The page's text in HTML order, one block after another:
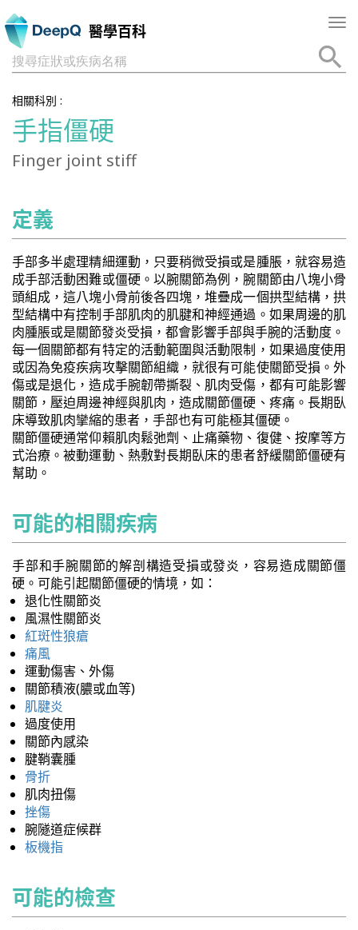
醫學百科
搜尋症狀或疾病名稱
相關科別 :
手指僵硬
Finger joint stiff
定義
手部多半處理精細運動，只要稍微受損或是腫脹，就容易造
成手部活動困難或僵硬。以腕關節為例，腕關節由八塊小骨
頭組成，這八塊小骨前後各四塊，堆疊成一個拱型結構，拱
型結構中有控制手部肌肉的肌腱和神經通過。如果周邊的肌
肉腫脹或是關節發炎受損，都會影響手部與手腕的活動度。
每一個關節都有特定的活動範圍與活動限制，如果過度使用
或因為免疫疾病攻擊關節組織，就很有可能使關節受損。外
傷或是退化，造成手腕韌帶撕裂、肌肉受傷，都有可能影響
關節，壓迫周邊神經與肌肉，造成關節僵硬、疼痛。長期臥
床導致肌肉攣縮的患者，手部也有可能極其僵硬。
關節僵硬通常仰賴肌肉鬆弛劑、止痛藥物、復健、按摩等方
式治療。被動運動、熱敷對長期臥床的患者舒緩關節僵硬有
幫助。
可能的相關疾病
手部和手腕關節的解剖構造受損或發炎，容易造成關節僵
硬。可能引起關節僵硬的情境，如：
退化性關節炎
風濕性關節炎
紅斑性狼瘡
痛風
運動傷害、外傷
關節積液(膿或血等)
肌腱炎
過度使用
關節內感染
腱鞘囊腫
骨折
肌肉扭傷
挫傷
腕隧道症候群
板機指
可能的檢查